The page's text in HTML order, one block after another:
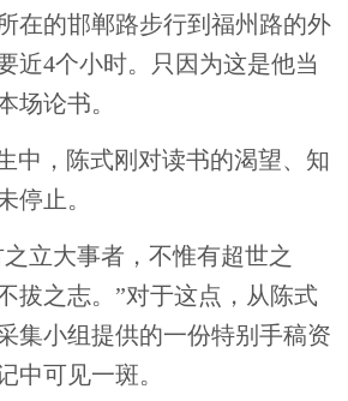
在的邯郸路步行到福州路的外
近4个小时。只因为这是他当
场论书。
中，陈式刚对读书的渴望、知
停止。
立大事者，不惟有超世之
拔之志。”对于这点，从陈式
集小组提供的一份特别手稿资
可见一斑。